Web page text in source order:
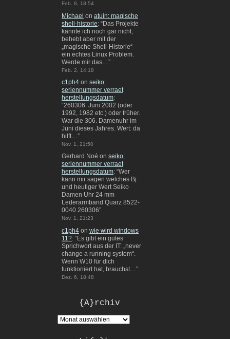
Feb. 8, 18:54
Michael on atuin: magische
shell-historie: “Das Projekte
kannte ich noch gar nicht,
behebt aber mit der
„magische Shell-Historie“
ein echtes Linux Problem.
Werde mir das… ”
Feb. 2, 14:18
c1ph4 on seiko:
seriennummer verraet
herstellungsdatum:
“260306: Juni 2002 (oder
1992, 1982 etc.) oder früher.
War die 306. Damenuhr im
Juni dieses Jahres. Wert: da
hilft…”
Nov. 1, 21:50
Gerhard Noé on seiko:
seriennummer verraet
herstellungsdatum: “Wer
kann mir sagen welches Bj.
und heutiger Wert Seiko
Damen Uhr 24 mm
Lederarmband Quarz 8522-
0040 260306”
Nov. 1, 21:23
c1ph4 on wie wird windows
11?: “Es gibt ein gutes
Sprichwort aus der IT: „never
change a running system“.
Wenn W10 für dich
funktioniert hat, brauchst…”
Dez. 6, 18:48
{A}rchiv